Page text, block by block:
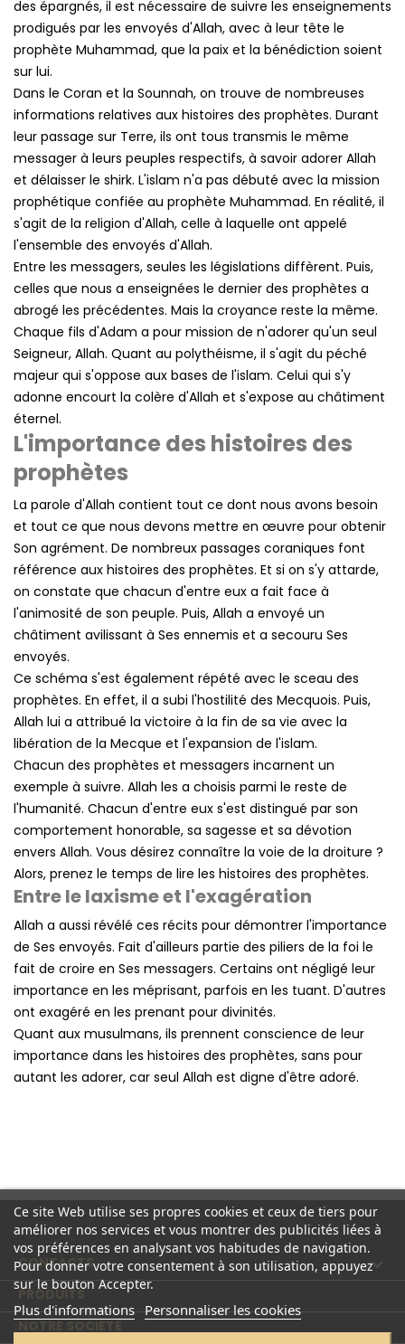
des épargnés, il est nécessaire de suivre les enseignements
prodigués par les envoyés d'Allah, avec à leur tête le
prophète Muhammad, que la paix et la bénédiction soient
sur lui.
Dans le Coran et la Sounnah, on trouve de nombreuses
informations relatives aux histoires des prophètes. Durant
leur passage sur Terre, ils ont tous transmis le même
messager à leurs peuples respectifs, à savoir adorer Allah
et délaisser le shirk. L'islam n'a pas débuté avec la mission
prophétique confiée au prophète Muhammad. En réalité, il
s'agit de la religion d'Allah, celle à laquelle ont appelé
l'ensemble des envoyés d'Allah.
Entre les messagers, seules les législations diffèrent. Puis,
celles que nous a enseignées le dernier des prophètes a
abrogé les précédentes. Mais la croyance reste la même.
Chaque fils d'Adam a pour mission de n'adorer qu'un seul
Seigneur, Allah. Quant au polythéisme, il s'agit du péché
majeur qui s'oppose aux bases de l'islam. Celui qui s'y
adonne encourt la colère d'Allah et s'expose au châtiment
éternel.
L'importance des histoires des
prophètes
La parole d'Allah contient tout ce dont nous avons besoin
et tout ce que nous devons mettre en œuvre pour obtenir
Son agrément. De nombreux passages coraniques font
référence aux histoires des prophètes. Et si on s'y attarde,
on constate que chacun d'entre eux a fait face à
l'animosité de son peuple. Puis, Allah a envoyé un
châtiment avilissant à Ses ennemis et a secouru Ses
envoyés.
Ce schéma s'est également répété avec le sceau des
prophètes. En effet, il a subi l'hostilité des Mecquois. Puis,
Allah lui a attribué la victoire à la fin de sa vie avec la
libération de la Mecque et l'expansion de l'islam.
Chacun des prophètes et messagers incarnent un
exemple à suivre. Allah les a choisis parmi le reste de
l'humanité. Chacun d'entre eux s'est distingué par son
comportement honorable, sa sagesse et sa dévotion
envers Allah. Vous désirez connaître la voie de la droiture ?
Alors, prenez le temps de lire les histoires des prophètes.
Entre le laxisme et l'exagération
Allah a aussi révélé ces récits pour démontrer l'importance
de Ses envoyés. Fait d'ailleurs partie des piliers de la foi le
fait de croire en Ses messagers. Certains ont négligé leur
importance en les méprisant, parfois en les tuant. D'autres
ont exagéré en les prenant pour divinités.
Quant aux musulmans, ils prennent conscience de leur
importance dans les histoires des prophètes, sans pour
autant les adorer, car seul Allah est digne d'être adoré.
CONTACTS 
PRODUITS

Ce site Web utilise ses propres cookies et ceux de tiers pour
améliorer nos services et vous montrer des publicités liées à
vos préférences en analysant vos habitudes de navigation.
Pour donner votre consentement à son utilisation, appuyez
sur le bouton Accepter.
Plus d'informations Personnaliser les cookies